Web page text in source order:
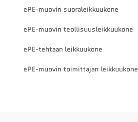
ePE-muovin suoraleikkuukone
ePE-muovin teollisuusleikkuukone
ePE-tehtaan leikkuukone
ePE-muovin toimittajan leikkuukone